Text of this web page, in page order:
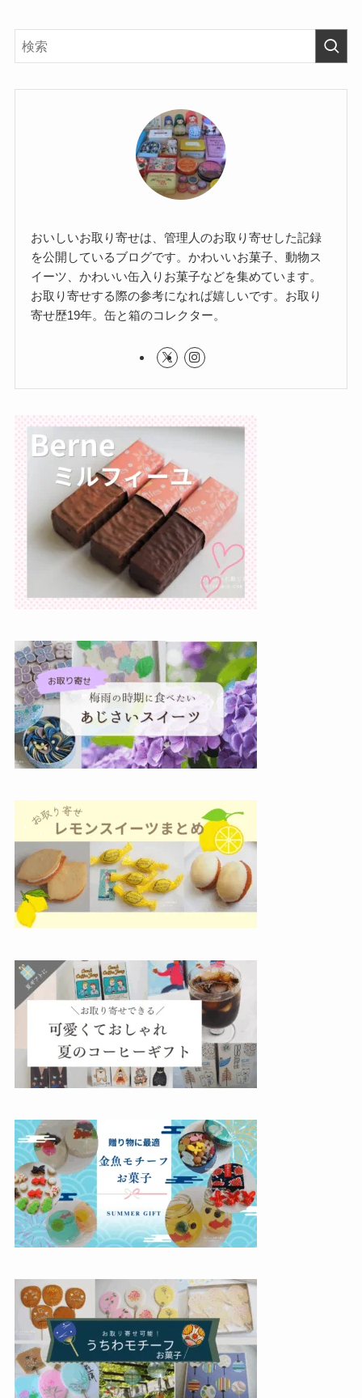
おいしいお取り寄せは、管理人のお取り寄せした記録
を公開しているブログです。かわいいお菓子、動物ス
イーツ、かわいい缶入りお菓子などを集めています。
お取り寄せする際の参考になれば嬉しいです。お取り
寄せ歴19年。缶と箱のコレクター。